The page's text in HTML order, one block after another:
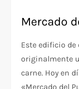
Mercado
Este edificio
originalmente
carne. Hoy en
«Mercado del